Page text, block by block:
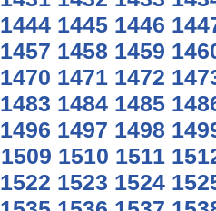
1444 1445 1446
1457 1458 1459
1470 1471 1472
1483 1484 1485
1496 1497 1498
1509 1510 1511
1522 1523 1524